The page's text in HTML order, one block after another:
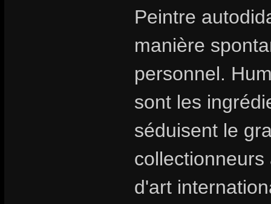
Peintre
manière
personnel.
sont les
séduisent le
collectionneurs
d'art